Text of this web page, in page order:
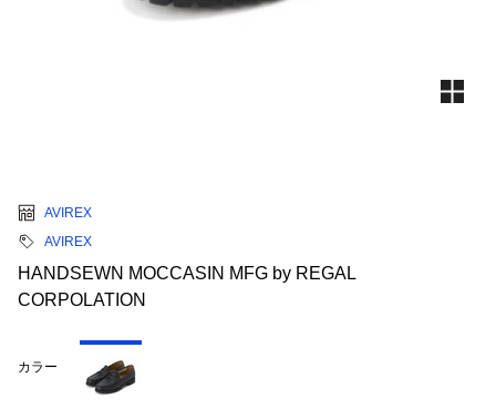
AVIREX
AVIREX
HANDSEWN MOCCASIN MFG by REGAL
CORPOLATION
カラー